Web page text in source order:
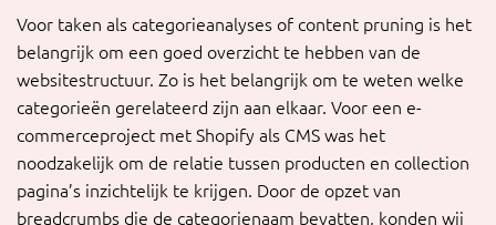
Voor taken als categorieanalyses of content pruning is het
belangrijk om een goed overzicht te hebben van de
websitestructuur. Zo is het belangrijk om te weten welke
categorieën gerelateerd zijn aan elkaar. Voor een e-
commerceproject met Shopify als CMS was het
noodzakelijk om de relatie tussen producten en collection
pagina’s inzichtelijk te krijgen. Door de opzet van
breadcrumbs die de categorienaam bevatten, konden wij